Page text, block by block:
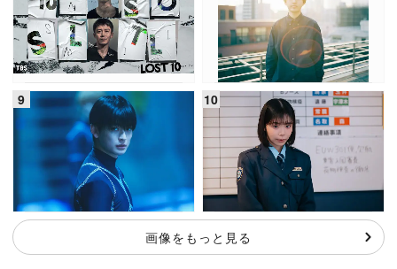
画像をもっと見る